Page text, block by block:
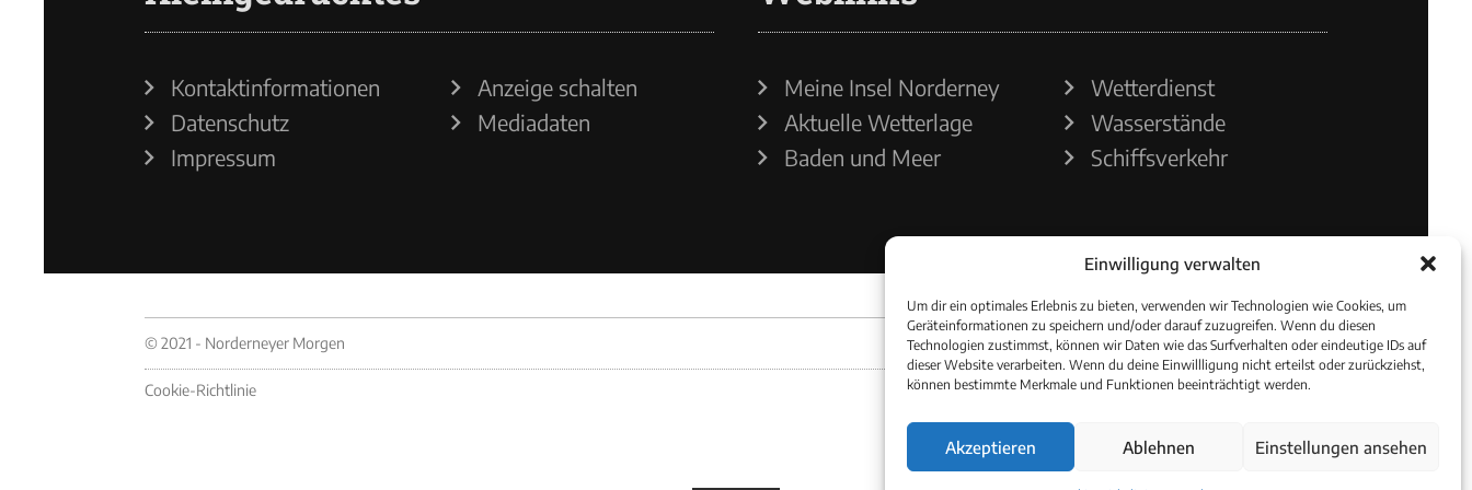
Einwilligung verwalten
Um dir ein optimales Erlebnis zu bieten, verwenden wir Technologien wie Cookies, um
Geräteinformationen zu speichern und/oder darauf zuzugreifen. Wenn du diesen
Technologien zustimmst, können wir Daten wie das Surfverhalten oder eindeutige IDs auf
dieser Website verarbeiten. Wenn du deine Einwillligung nicht erteilst oder zurückziehst,
können bestimmte Merkmale und Funktionen beeinträchtigt werden.
Akzeptieren Ablehnen Einstellungen ansehen
Kontaktinformationen
Datenschutz
Impressum
Anzeige schalten
Mediadaten
Meine Insel Norderney
Aktuelle Wetterlage
Baden und Meer
Wetterdienst
Wasserstände
Schiffsverkehr
© 2021 - Norderneyer Morgen
Cookie-Richtlinie